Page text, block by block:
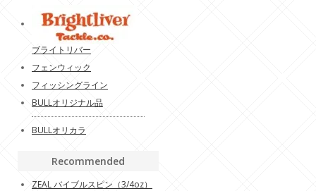
ブライトリバー
フェンウィック
フィッシングライン
BULLオリジナル品
BULLオリカラ
Recommended
ZEAL バイブルスピン（3/4oz）